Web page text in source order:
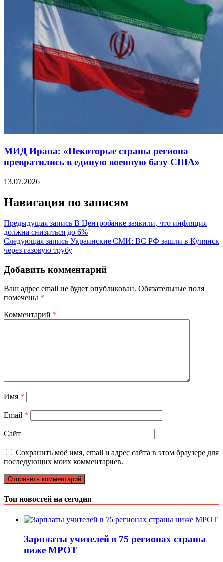
МИД Ирана: «Некоторые страны региона
превратились в единую военную базу США»
13.07.2026
Навигация по записям
Предыдущая запись В Центробанке заявили, что инфляция
должна снизиться до 6%
Следующая запись Украинские СМИ: ВС РФ зашли в Купянск
через газовую трубу
Добавить комментарий
Ваш адрес email не будет опубликован. Обязательные поля
помечены *
Комментарий *
Имя *
Email *
Сайт
Сохранить моё имя, email и адрес сайта в этом браузере для
последующих моих комментариев.
Топ новостей на сегодня
Зарплаты учителей в 75 регионах страны
ниже МРОТ